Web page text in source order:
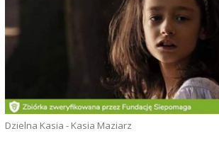
Dzielna Kasia - Kasia Maziarz